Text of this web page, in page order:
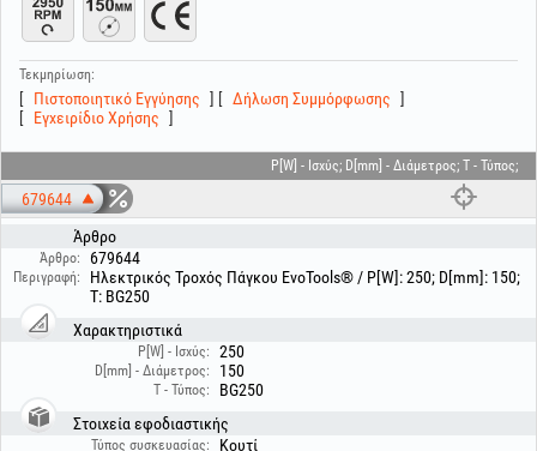
Τεκμηρίωση:
Πιστοποιητικό Εγγύησης
Δήλωση Συμμόρφωσης
Εγχειρίδιο Χρήσης
P[W] - Ισχύς; D[mm] - Διάμετρος; T - Τύπος;
679644
Άρθρο
Άρθρο: 679644
Περιγραφή:
Ηλεκτρικός Τροχός Πάγκου EvoTools® / P[W]: 250; D[mm]: 150;
T: BG250
Χαρακτηριστικά
P[W] - Ισχύς: 250
D[mm] - Διάμετρος: 150
T - Τύπος:
BG250
Στοιχεία εφοδιαστικής
Τύπος συσκευασίας: Κουτί